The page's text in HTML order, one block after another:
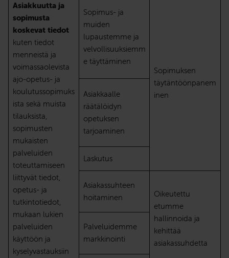
Asiakkuutta ja
sopimusta
koskevat tiedot
kuten tiedot
menneistä ja
voimassaolevista
ajo-opetus- ja
koulutussopimuks
ista sekä muista
tilauksista,
sopimusten
mukaisten
palveluiden
toteuttamiseen
liittyvät tiedot,
opetus- ja
tutkintotiedot,
mukaan lukien
palveluiden
käyttöön ja
kyselyvastauksiin
Sopimus- ja
muiden
lupaustemme ja
velvollisuuksiemm
e täyttäminen
Sopimuksen
täytäntöönpanem
inen
Asiakkaalle
räätälöidyn
opetuksen
tarjoaminen
Laskutus
Asiakassuhteen
hoitaminen
Oikeutettu
etumme
hallinnoida ja
kehittää
asiakassuhdetta
Palveluidemme
markkinointi